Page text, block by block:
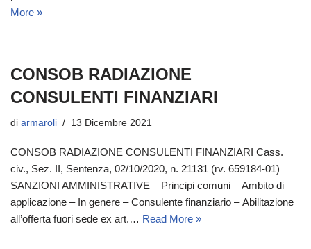
More »
CONSOB RADIAZIONE
CONSULENTI FINANZIARI
di armaroli 13 Dicembre 2021
CONSOB RADIAZIONE CONSULENTI FINANZIARI Cass.
civ., Sez. II, Sentenza, 02/10/2020, n. 21131 (rv. 659184-01)
SANZIONI AMMINISTRATIVE – Principi comuni – Ambito di
applicazione – In genere – Consulente finanziario – Abilitazione
all’offerta fuori sede ex art.… Read More »